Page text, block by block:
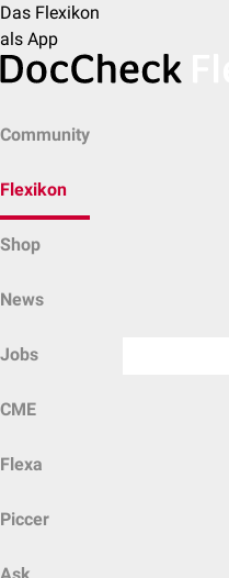
Das Flexikon
als App
Community
Flexikon
Shop
News
Jobs
CME
Flexa
Piccer